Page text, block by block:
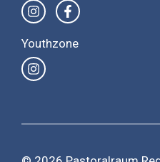
Youthzone